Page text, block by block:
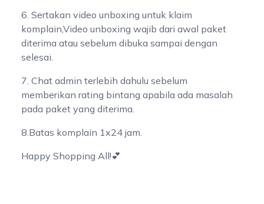
6. Sertakan video unboxing untuk klaim
komplain,Video unboxing wajib dari awal paket
diterima atau sebelum dibuka sampai dengan
selesai.
7. Chat admin terlebih dahulu sebelum
memberikan rating bintang apabila ada masalah
pada paket yang diterima.
8.Batas komplain 1x24 jam.
Happy Shopping All!💕